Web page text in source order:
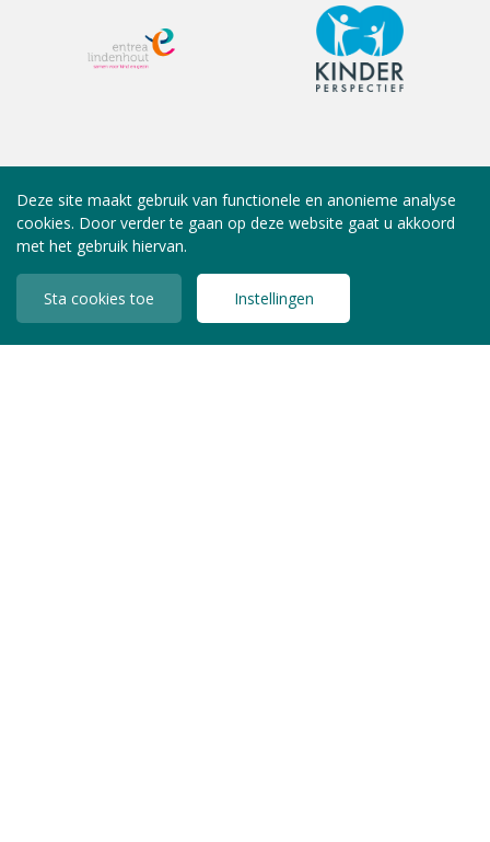
Deze site maakt gebruik van functionele en anonieme analyse
cookies. Door verder te gaan op deze website gaat u akkoord
met het gebruik hiervan.
Sta cookies toe Instellingen